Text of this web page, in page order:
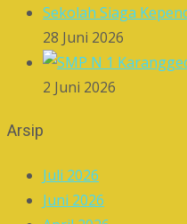
Sekolah Siaga
28 Juni 2026
2 Juni 2026
Arsip
Juli 2026
Juni 2026